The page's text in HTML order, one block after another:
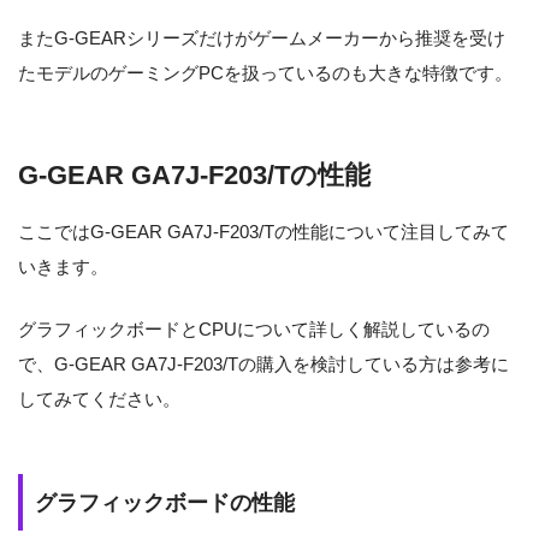
またG-GEARシリーズだけがゲームメーカーから推奨を受け
たモデルのゲーミングPCを扱っているのも大きな特徴です。
G-GEAR GA7J-F203/Tの性能
ここではG-GEAR GA7J-F203/Tの性能について注目してみて
いきます。
グラフィックボードとCPUについて詳しく解説しているの
で、G-GEAR GA7J-F203/Tの購入を検討している方は参考に
してみてください。
グラフィックボードの性能